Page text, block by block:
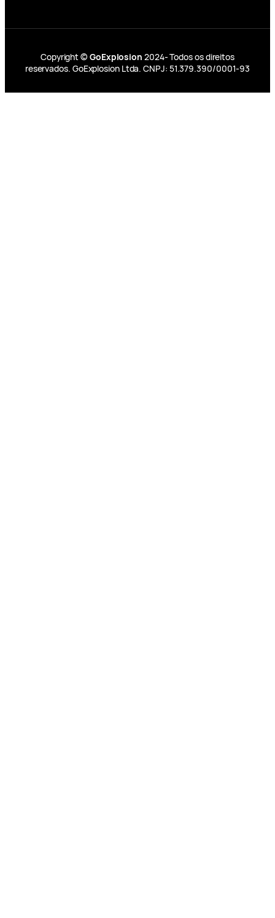
Copyright © GoExplosion 2024- Todos os direitos
reservados. GoExplosion Ltda. CNPJ: 51.379.390/0001-93